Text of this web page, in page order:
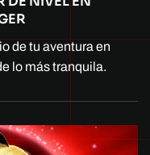
de tu aventura en
lo más tranquila.